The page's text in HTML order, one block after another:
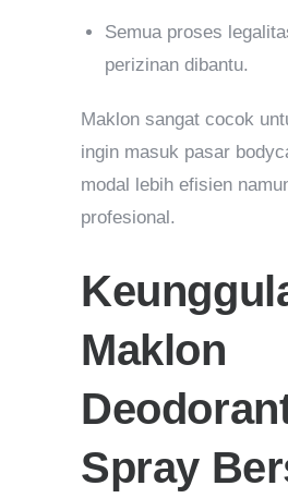
Semua proses
perizinan dibantu.
Maklon sangat cocok
ingin masuk pasar
modal lebih efisien
profesional.
Maklon
Spray